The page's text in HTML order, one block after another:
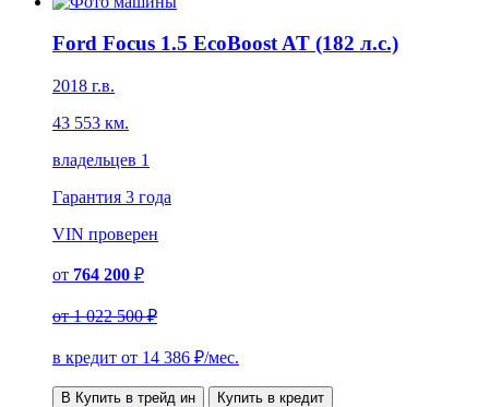
Ford Focus 1.5 EcoBoost AT (182 л.с.)
2018 г.в.
43 553 км.
владельцев 1
Гарантия 3 года
VIN проверен
от 764 200 ₽
от1 022 500 ₽
в кредит от 14 386 ₽/мес.
В Купить в трейд ин Купить в кредит